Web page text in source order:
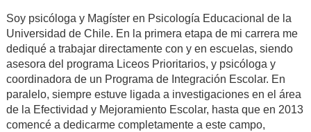
Soy psicóloga y Magíster en Psicología Educacional de la
Universidad de Chile. En la primera etapa de mi carrera me
dediqué a trabajar directamente con y en escuelas, siendo
asesora del programa Liceos Prioritarios, y psicóloga y
coordinadora de un Programa de Integración Escolar. En
paralelo, siempre estuve ligada a investigaciones en el área
de la Efectividad y Mejoramiento Escolar, hasta que en 2013
comencé a dedicarme completamente a este campo,